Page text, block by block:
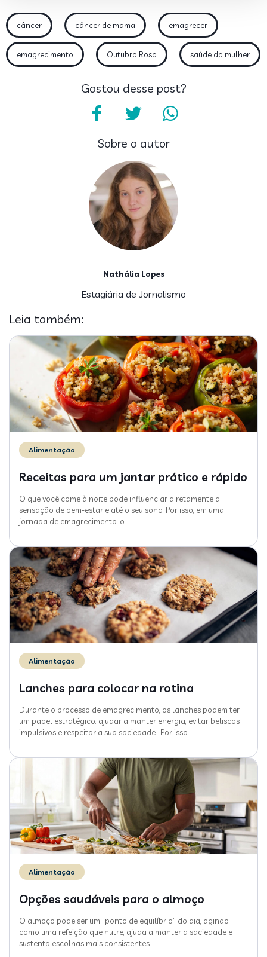
câncer câncer de mama emagrecer
emagrecimento Outubro Rosa saúde da mulher
Gostou desse post?
Sobre o autor
Nathália Lopes
Estagiária de Jornalismo
Leia também:
Alimentação
Receitas para um jantar prático e rápido
O que você come à noite pode influenciar diretamente a
sensação de bem-estar e até o seu sono. Por isso, em uma
jornada de emagrecimento, o
Alimentação
Lanches para colocar na rotina
Durante o processo de emagrecimento, os lanches podem ter
um papel estratégico: ajudar a manter energia, evitar beliscos
impulsivos e respeitar a sua saciedade. Por isso,
Alimentação
Opções saudáveis para o almoço
O almoço pode ser um “ponto de equilíbrio” do dia, agindo
como uma refeição que nutre, ajuda a manter a saciedade e
sustenta escolhas mais consistentes